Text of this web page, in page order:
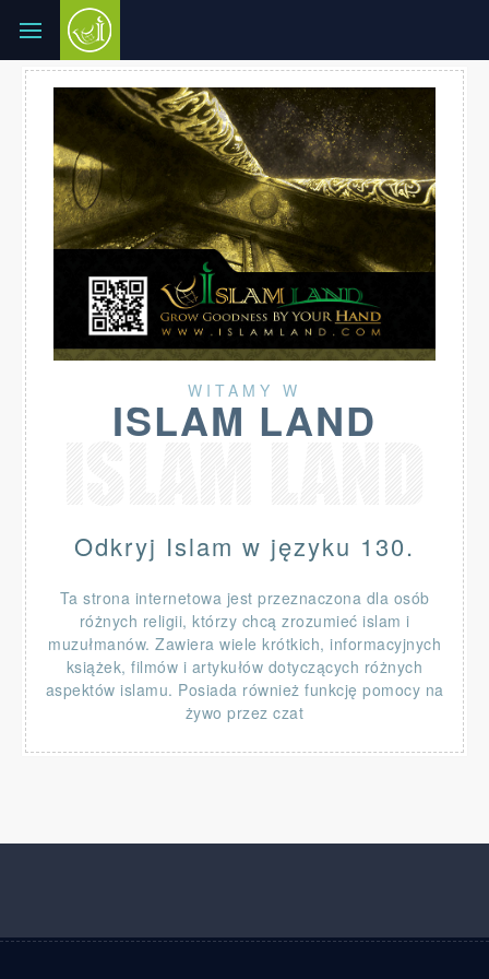
WITAMY W
ISLAM LAND
Odkryj Islam w języku 130.
Ta strona internetowa jest przeznaczona dla osób
różnych religii, którzy chcą zrozumieć islam i
muzułmanów. Zawiera wiele krótkich, informacyjnych
książek, filmów i artykułów dotyczących różnych
aspektów islamu. Posiada również funkcję pomocy na
żywo przez czat